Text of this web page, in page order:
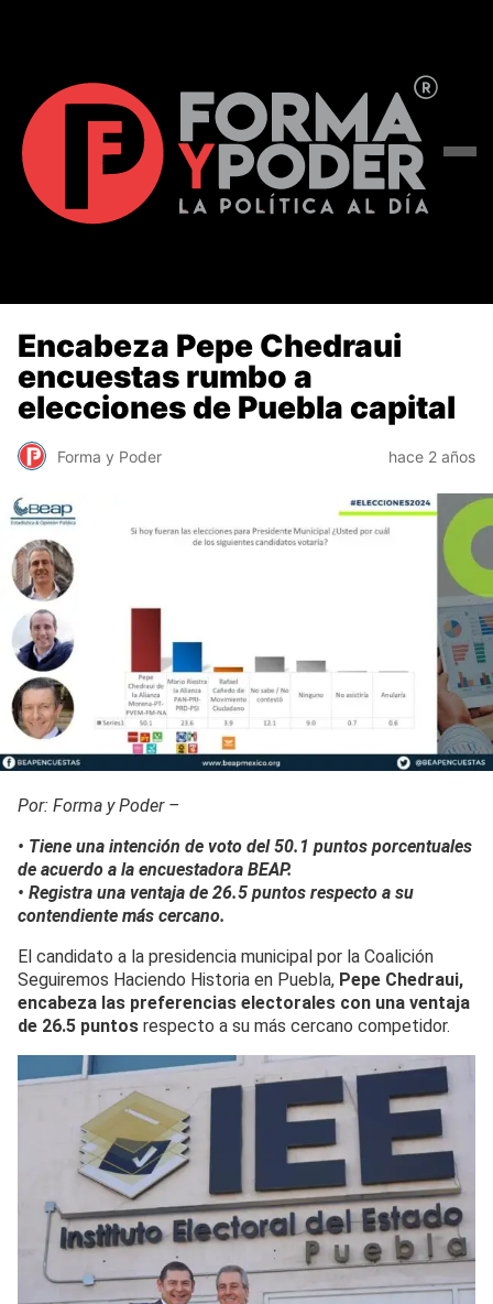
Encabeza Pepe Chedraui
encuestas rumbo a
elecciones de Puebla capital
Forma y Poder hace 2 años
Por: Forma y Poder –
• Tiene una intención de voto del 50.1 puntos porcentuales
de acuerdo a la encuestadora BEAP.
• Registra una ventaja de 26.5 puntos respecto a su
contendiente más cercano.
El candidato a la presidencia municipal por la Coalición
Seguiremos Haciendo Historia en Puebla, Pepe Chedraui,
encabeza las preferencias electorales con una ventaja
de 26.5 puntos respecto a su más cercano competidor.